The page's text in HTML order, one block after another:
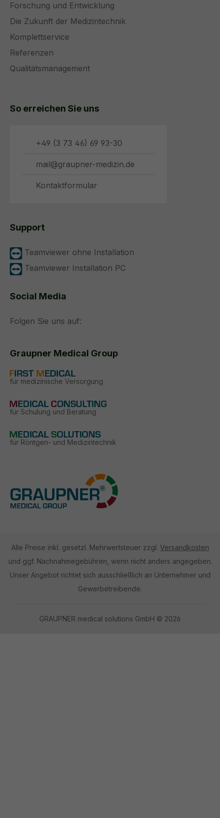
Forschung und Entwicklung
Die Zukunft der Medizintechnik
Komplettservice
Referenzen
Qualitätsmanagement
So erreichen Sie uns
+49 (3 73 46) 69 93-30
mail@graupner-medizin.de
Kontaktformular
Support
Teamviewer ohne Installation
Teamviewer Installation PC
Social Media
Folgen Sie uns auf:
Graupner Medical Group
für medizinische Versorgung
für Schulung und Beratung
für Röntgen- und Medizintechnik
Alle Preise inkl. gesetzl. Mehrwertsteuer zzgl. Versandkosten
und ggf. Nachnahmegebühren, wenn nicht anders angegeben.
Unser Angebot richtet sich ausschließlich an Unternehmer und
Gewerbetreibende.
GRAUPNER medical solutions GmbH © 2026